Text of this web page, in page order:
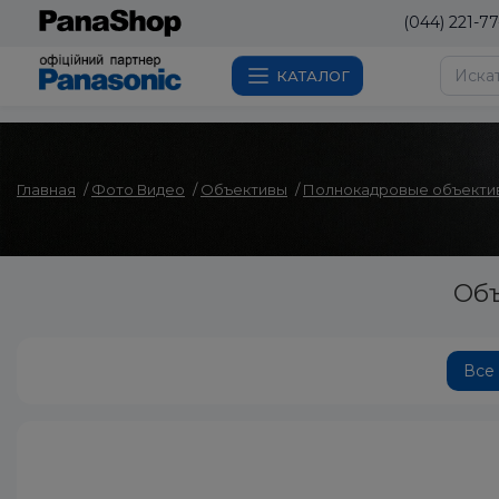
(044) 221-
КАТАЛОГ
Главная Фото Видео Объективы Полнокадровые
Все